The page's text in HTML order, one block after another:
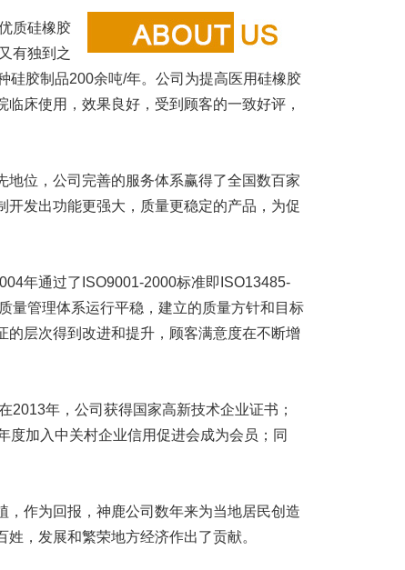
质硅橡胶
有独到之
硅胶制品200余吨/年。公司为提高医用硅橡胶
床使用，效果良好，受到顾客的一致好评，
位，公司完善的服务体系赢得了全国数百家
发出功能更强大，质量更稳定的产品，为促
年通过了ISO9001-2000标准即ISO13485-
量管理体系运行平稳，建立的质量方针和目标
层次得到改进和提升，顾客满意度在不断增
年，公司获得国家高新技术企业证书；
度加入中关村企业信用促进会成为会员；同
作为回报，神鹿公司数年来为当地居民创造
，发展和繁荣地方经济作出了贡献。